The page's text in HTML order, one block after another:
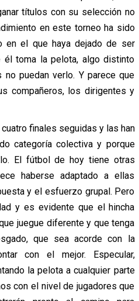
títulos con su selección no
en este torneo ha sido
en el que haya dejado de ser
él toma la pelota, algo distinto
puedan verlo. Y parece que
compañeros, los dirigentes y
finales seguidas y las han
categoría colectiva y porque
El fútbol de hoy tiene otras
haberse adaptado a ellas
y el esfuerzo grupal. Pero
y es evidente que el hincha
juegue diferente y que tenga
que sea acorde con la
con el mejor. Especular,
la pelota a cualquier parte
con el nivel de jugadores que